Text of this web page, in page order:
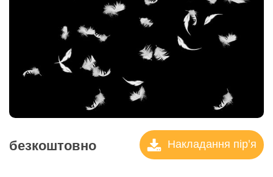
безкоштовно Накладання пір'я